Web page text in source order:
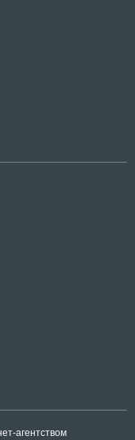
агентством